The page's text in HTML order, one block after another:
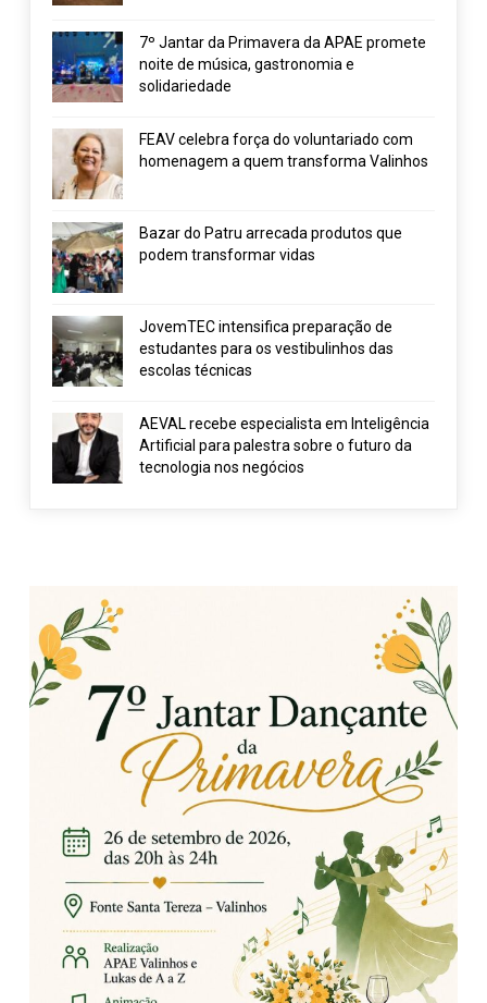
7º Jantar da Primavera da APAE promete
noite de música, gastronomia e
solidariedade
FEAV celebra força do voluntariado com
homenagem a quem transforma Valinhos
Bazar do Patru arrecada produtos que
podem transformar vidas
JovemTEC intensifica preparação de
estudantes para os vestibulinhos das
escolas técnicas
AEVAL recebe especialista em Inteligência
Artificial para palestra sobre o futuro da
tecnologia nos negócios